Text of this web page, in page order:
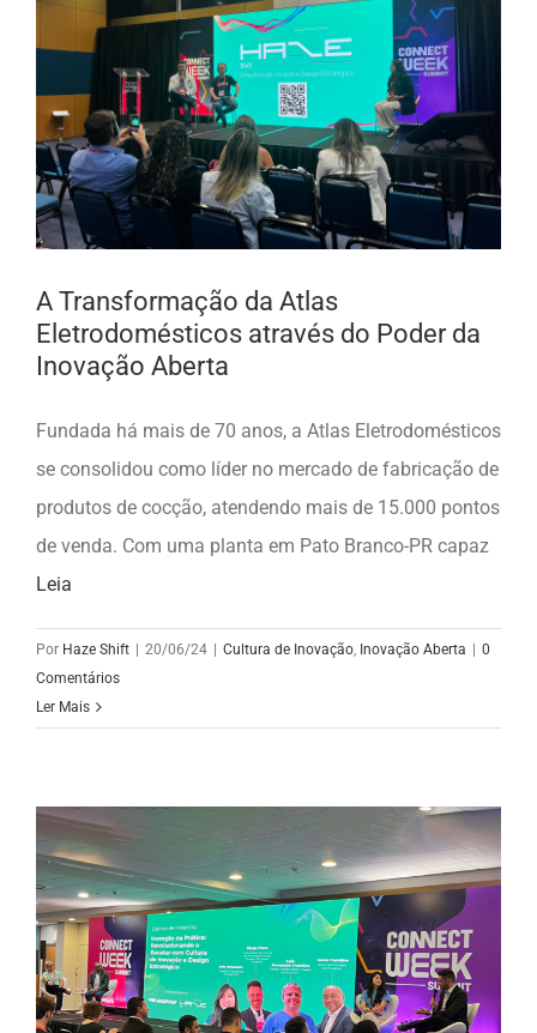
A Transformação da Atlas
Eletrodomésticos através do Poder da
Inovação Aberta
Fundada há mais de 70 anos, a Atlas Eletrodomésticos
se consolidou como líder no mercado de fabricação de
produtos de cocção, atendendo mais de 15.000 pontos
de venda. Com uma planta em Pato Branco-PR capaz
Leia
Por Haze Shift 20/06/24 Cultura de Inovação, Inovação Aberta
0
Comentários
Ler Mais